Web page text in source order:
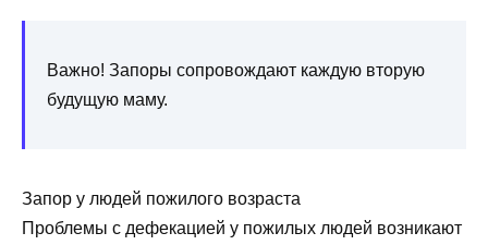
Важно! Запоры сопровождают каждую вторую
будущую маму.
Запор у людей пожилого возраста
Проблемы с дефекацией у пожилых людей возникают